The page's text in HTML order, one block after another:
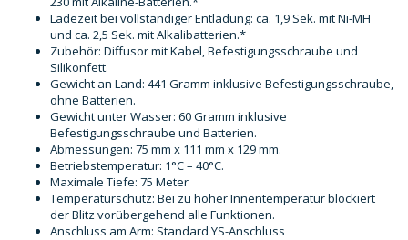
Ladezeit bei vollständiger Entladung: ca. 1,9 Sek. mit Ni-MH
und ca. 2,5 Sek. mit Alkalibatterien.*
Zubehör: Diffusor mit Kabel, Befestigungsschraube und
Silikonfett.
Gewicht an Land: 441 Gramm inklusive Befestigungsschraube,
ohne Batterien.
Gewicht unter Wasser: 60 Gramm inklusive
Befestigungsschraube und Batterien.
Abmessungen: 75 mm x 111 mm x 129 mm.
Betriebstemperatur: 1°C – 40°C.
Maximale Tiefe: 75 Meter
Temperaturschutz: Bei zu hoher Innentemperatur blockiert
der Blitz vorübergehend alle Funktionen.
Anschluss am Arm: Standard YS-Anschluss